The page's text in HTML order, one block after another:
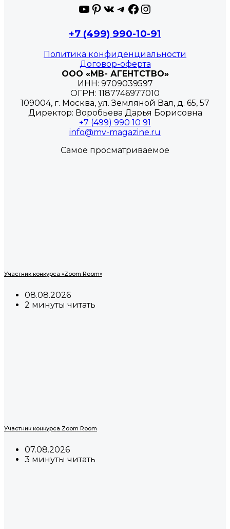
YouTube
Pinterest
ВКонтакте
Telegram
Facebook
Instagram
+7 (499) 990-10-91
Политика конфиденциальности
Договор-оферта
ООО «МВ- АГЕНТСТВО»
ИНН: 9709039597
ОГРН: 1187746977010
109004, г. Москва, ул. Земляной Вал, д. 65, 57
Директор: Воробьева Дарья Борисовна
+7 (499) 990 10 91
info@mv-magazine.ru
Самое просматриваемое
Участник конкурса «Zoom Room»
08.08.2026
2 минуты читать
Участник конкурса Zoom Room
07.08.2026
3 минуты читать